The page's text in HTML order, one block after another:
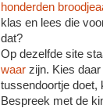
honderden
klas en lees die
dat?
Op dezelfde site
waar zijn. Kies
tussendoortje doet,
Bespreek met de